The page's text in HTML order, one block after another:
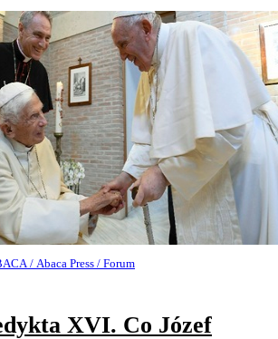
/ Abaca Press / Forum
XVI. Co Józef